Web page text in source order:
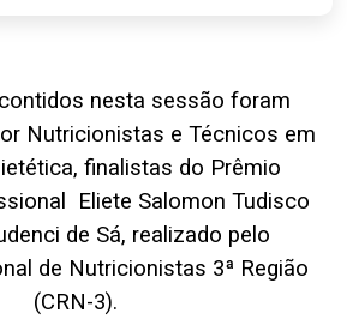
nesta sessão foram
Nutricionistas e Técnicos em
finalistas do Prêmio
Eliete Salomon Tudisco
de Sá, realizado pelo
de Nutricionistas 3ª Região
(CRN-3).